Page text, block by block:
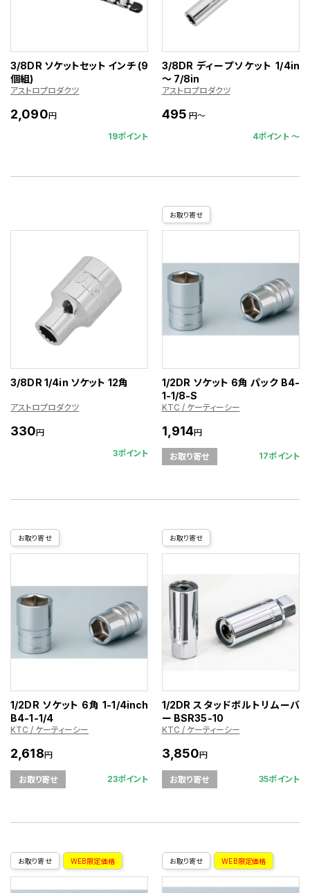
3/8DR ソケットセット インチ (9
個組)
アストロプロダクツ
2,090円
19ポイント
3/8DR ディープソケット 1/4in
～ 7/8in
アストロプロダクツ
495 円～
4ポイント 〜
3/8DR 1/4in ソケット 12角
アストロプロダクツ
330円
3ポイント
お取り寄せ
1/2DR ソケット 6角 パック B4-
1-1/8-S
KTC / ケーティーシー
1,914円
お取り寄せ 17ポイント
お取り寄せ
1/2DR ソケット 6角 1-1/4inch
B4-1-1/4
KTC / ケーティーシー
2,618円
お取り寄せ 23ポイント
お取り寄せ
1/2DR スタッドボルトリムーバ
ー BSR35-10
KTC / ケーティーシー
3,850円
お取り寄せ 35ポイント
お取り寄せ WEB限定価格 お取り寄せ WEB限定価格